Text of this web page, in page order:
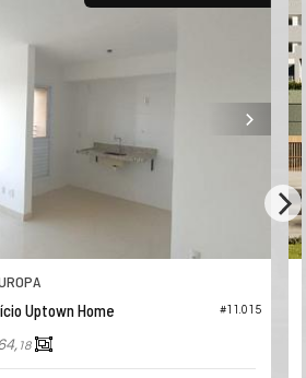
AMAZÔNIA
Residencial Floramazônia
62,